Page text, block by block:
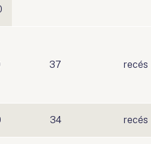
37 recés
34 recés